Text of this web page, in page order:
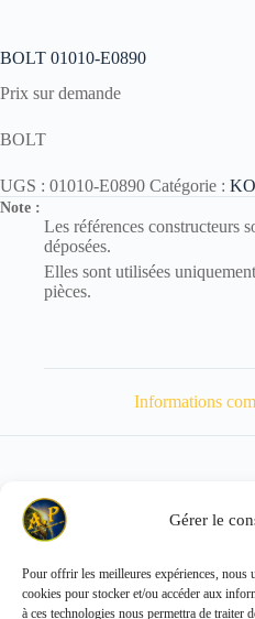
Gérer le
Pour offrir les meilleures expériences, nous
cookies pour stocker et/ou accéder aux
à ces technologies nous permettra de traiter
BOLT 01010-E0890
Prix sur demande
BOLT
UGS : 01010-E0890 Catégorie :
Note :
Les références constructeurs
déposées.
Elles sont utilisées
pièces.
Informations
Poids
Copyright © 2026 - ALL